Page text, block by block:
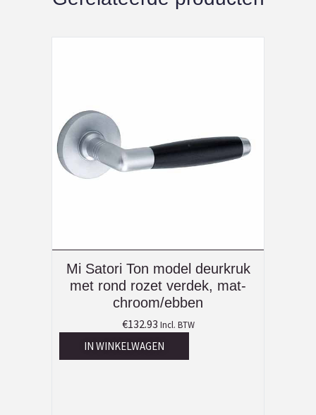
Mi Satori Ton model deurkruk
met rond rozet verdek, mat-
chroom/ebben
€132.93 Incl. BTW
IN WINKELWAGEN